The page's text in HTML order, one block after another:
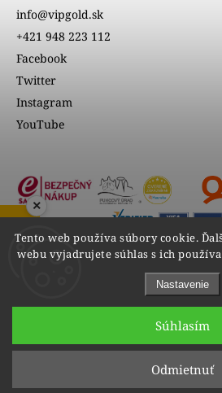
Tento web používa súbory cookie.
webu vyjadrujete súhlas s ich
Nastavenie
Odmietnuť
Súhlasím
info@vipgold.sk
+421 948 223 112
Facebook
Twitter
Instagram
YouTube
Upraviť nastavenie
ZOBRAZIŤ RECENZIE
×